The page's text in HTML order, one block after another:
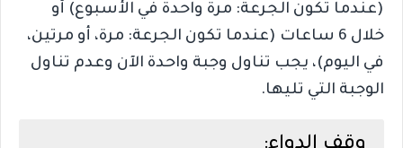
(عندما تكون الجرعة: مرة واحدة في الأسبوع) أو
خلال 6 ساعات (عندما تكون الجرعة: مرة، أو مرتين،
في اليوم)، يجب تناول وجبة واحدة الآن وعدم تناول
الوجبة التي تليها.